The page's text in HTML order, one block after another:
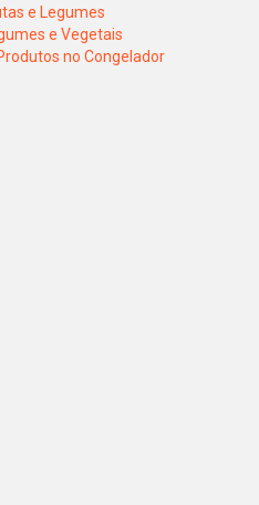
e Legumes
e Vegetais
no Congelador